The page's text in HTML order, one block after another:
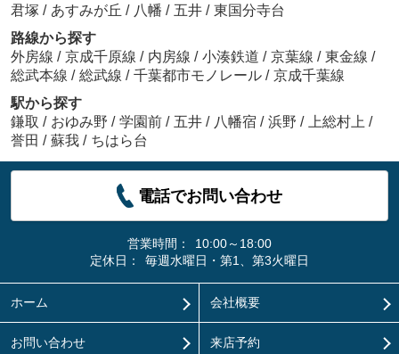
君塚 / あすみが丘 / 八幡 / 五井 / 東国分寺台
路線から探す
外房線 / 京成千原線 / 内房線 / 小湊鉄道 / 京葉線 / 東金線 /
総武本線 / 総武線 / 千葉都市モノレール / 京成千葉線
駅から探す
鎌取 / おゆみ野 / 学園前 / 五井 / 八幡宿 / 浜野 / 上総村上 /
誉田 / 蘇我 / ちはら台
電話でお問い合わせ
営業時間：
10:00～18:00
定休日：
毎週水曜日・第1、第3火曜日
ホーム 会社概要
お問い合わせ 来店予約